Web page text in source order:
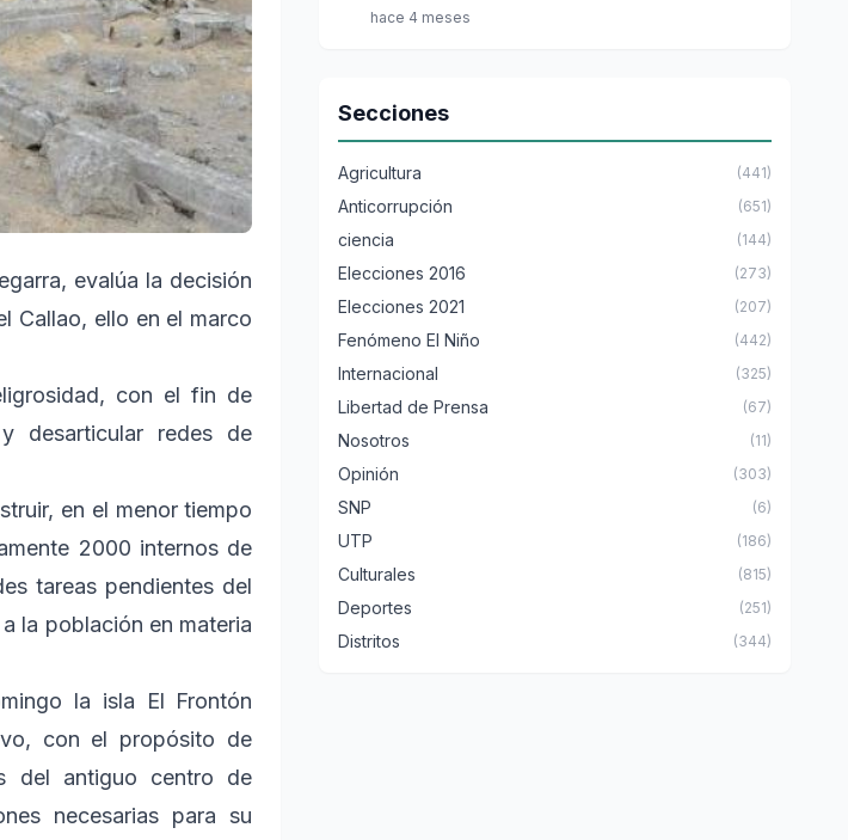
evalúa la decisión
Callao, ello en el marco
con el fin de
desarticular redes de
en el menor tiempo
2000 internos de
tareas pendientes del
la población en materia
la isla El Frontón
con el propósito de
del antiguo centro de
necesarias para su
hace 4 meses
Secciones
Agricultura (441)
Anticorrupción (651)
ciencia (144)
Elecciones 2016 (273)
Elecciones 2021 (207)
Fenómeno El Niño (442)
Internacional (325)
Libertad de Prensa (67)
Nosotros (11)
Opinión (303)
SNP (6)
UTP (186)
Culturales (815)
Deportes (251)
Distritos (344)